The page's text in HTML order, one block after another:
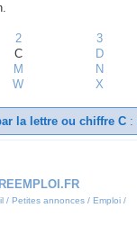
2 3
C D
M N
W X
la lettre ou chiffre C :
/ Petites annonces / Emploi /